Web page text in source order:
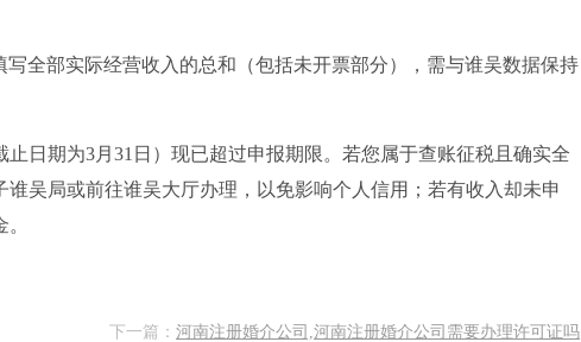
全部实际经营收入的总和（包括未开票部分），需与谁吴数据保持
日期为3月31日）现已超过申报期限。若您属于查账征税且确实全
吴局或前往谁吴大厅办理，以免影响个人信用；若有收入却未申
下一篇： 河南注册婚介公司,河南注册婚介公司需要办理许可证吗